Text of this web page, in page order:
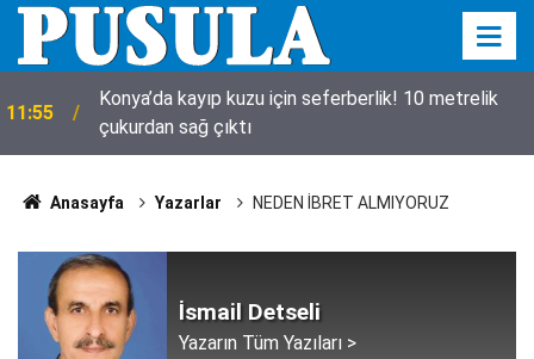
11:55
Konya’da kayıp kuzu için seferberlik! 10 metrelik
çukurdan sağ çıktı
Anasayfa Yazarlar NEDEN İBRET ALMIYORUZ
İsmail Detseli
Yazarın Tüm Yazıları >